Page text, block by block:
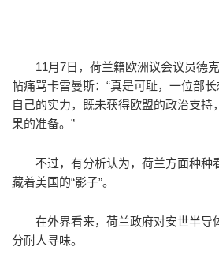
11月7日，荷兰籍欧洲议会议员德
帖痛骂卡雷曼斯：“真是可耻，一位部
自己的实力，既未获得欧盟的政治支持
果的准备。”
不过，有分析认为，荷兰方面种种
藏着美国的“影子”。
在外界看来，荷兰政府对安世半导
分耐人寻味。